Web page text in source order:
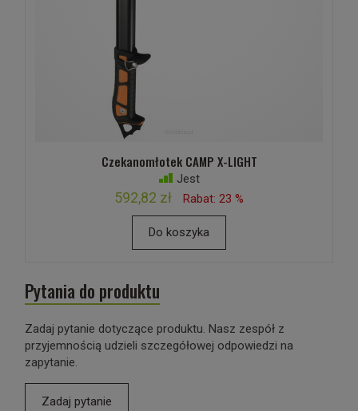
Czekanomłotek CAMP X-LIGHT
Jest
592,82 zł Rabat: 23 %
Do koszyka
Pytania do produktu
Zadaj pytanie dotyczące produktu. Nasz zespół z
przyjemnością udzieli szczegółowej odpowiedzi na
zapytanie.
Zadaj pytanie